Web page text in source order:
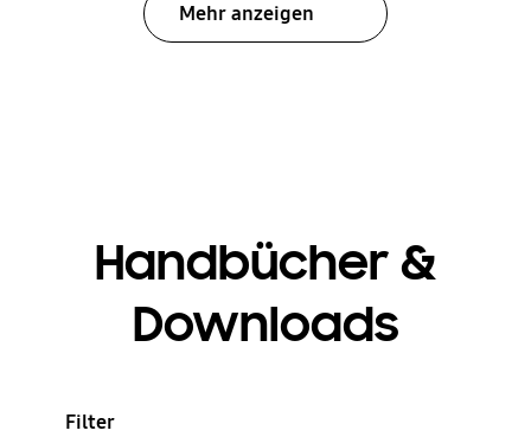
Mehr anzeigen
Handbücher &
Downloads
Filter